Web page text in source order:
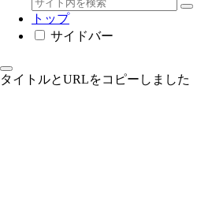
トップ
サイドバー
タイトルとURLをコピーしました